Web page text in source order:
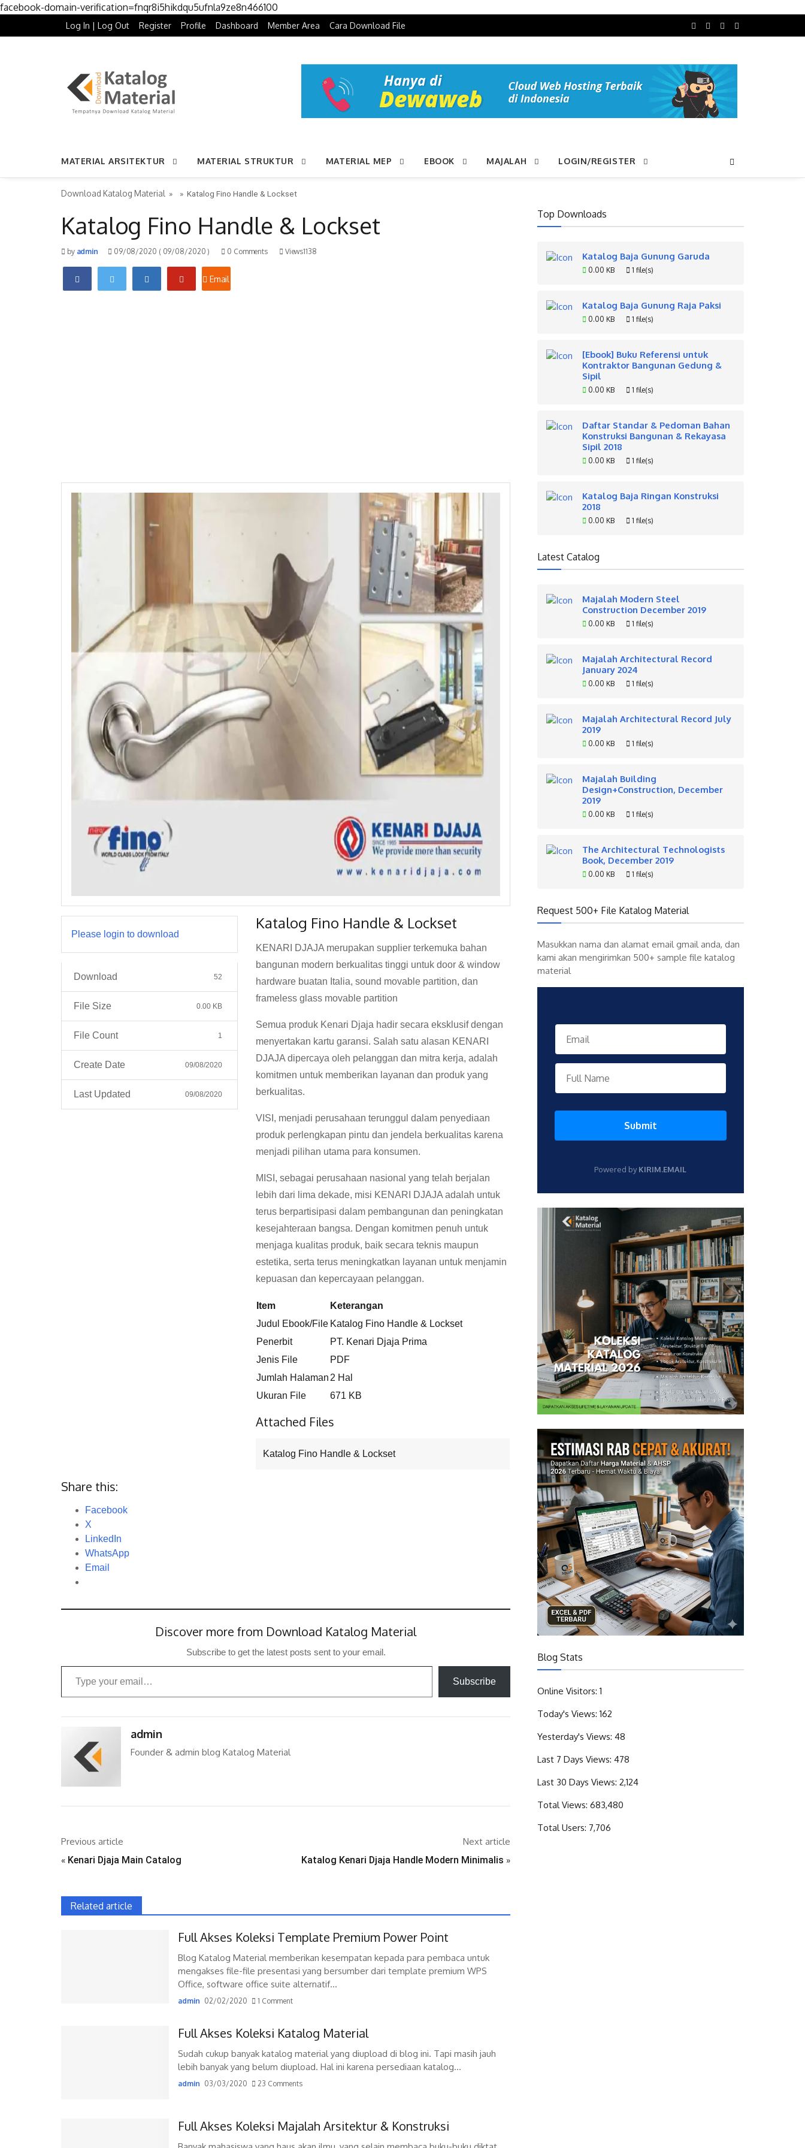
facebook-domain-verification=fnqr8i5hikdqu5ufnla9ze8n466100
Log In | Log Out Register Profile Dashboard Member Area Cara Download File
MATERIAL ARSITEKTUR MATERIAL STRUKTUR MATERIAL MEP EBOOK MAJALAH LOGIN/REGISTER
Download Katalog Material » » Katalog Fino Handle & Lockset
Katalog Fino Handle & Lockset
byadmin 09/08/2020 ( 09/08/2020 ) 0 Comments Views1138
Email
Please login to download
Download 52
File Size 0.00 KB
File Count 1
Create Date 09/08/2020
Last Updated 09/08/2020
Katalog Fino Handle & Lockset
KENARI DJAJA merupakan supplier terkemuka bahan
bangunan modern berkualitas tinggi untuk door & window
hardware buatan Italia, sound movable partition, dan
frameless glass movable partition
Semua produk Kenari Djaja hadir secara eksklusif dengan
menyertakan kartu garansi. Salah satu alasan KENARI
DJAJA dipercaya oleh pelanggan dan mitra kerja, adalah
komitmen untuk memberikan layanan dan produk yang
berkualitas.
VISI, menjadi perusahaan terunggul dalam penyediaan
produk perlengkapan pintu dan jendela berkualitas karena
menjadi pilihan utama para konsumen.
MISI, sebagai perusahaan nasional yang telah berjalan
lebih dari lima dekade, misi KENARI DJAJA adalah untuk
terus berpartisipasi dalam pembangunan dan peningkatan
kesejahteraan bangsa. Dengan komitmen penuh untuk
menjaga kualitas produk, baik secara teknis maupun
estetika, serta terus meningkatkan layanan untuk menjamin
kepuasan dan kepercayaan pelanggan.
Item
Keterangan
Judul Ebook/File Katalog Fino Handle & Lockset
Penerbit
PT. Kenari Djaja Prima
Jenis File
PDF
Jumlah Halaman 2 Hal
Ukuran File
671 KB
Attached Files
Katalog Fino Handle & Lockset
Share this:
Facebook
X
LinkedIn
WhatsApp
Email
Discover more from Download Katalog Material
Subscribe to get the latest posts sent to your email.
Type your email…
Subscribe
admin
Founder & admin blog Katalog Material
Previous article
« Kenari Djaja Main Catalog
Next article
Katalog Kenari Djaja Handle Modern Minimalis »
Related article
Full Akses Koleksi Template Premium Power Point
Blog Katalog Material memberikan kesempatan kepada para pembaca untuk
mengakses file-file presentasi yang bersumber dari template premium WPS
Office, software office suite alternatif...
admin 02/02/2020 1 Comment
Full Akses Koleksi Katalog Material
Sudah cukup banyak katalog material yang diupload di blog ini. Tapi masih jauh
lebih banyak yang belum diupload. Hal ini karena persediaan katalog...
admin 03/03/2020 23 Comments
Full Akses Koleksi Majalah Arsitektur & Konstruksi
Top Downloads
Katalog Baja Gunung Garuda
0.00 KB 1 file(s)
Katalog Baja Gunung Raja Paksi
0.00 KB 1 file(s)
[Ebook] Buku Referensi untuk
Kontraktor Bangunan Gedung &
Sipil
0.00 KB 1 file(s)
Daftar Standar & Pedoman Bahan
Konstruksi Bangunan & Rekayasa
Sipil 2018
0.00 KB 1 file(s)
Katalog Baja Ringan Konstruksi
2018
0.00 KB 1 file(s)
Latest Catalog
Majalah Modern Steel
Construction December 2019
0.00 KB 1 file(s)
Majalah Architectural Record
January 2024
0.00 KB 1 file(s)
Majalah Architectural Record July
2019
0.00 KB 1 file(s)
Majalah Building
Design+Construction, December
2019
0.00 KB 1 file(s)
The Architectural Technologists
Book, December 2019
0.00 KB 1 file(s)
Request 500+ File Katalog Material
Masukkan nama dan alamat email gmail anda, dan
kami akan mengirimkan 500+ sample file katalog
material
Submit
Powered byKIRIM.EMAIL
Blog Stats
Online Visitors: 1
Today's Views: 162
Yesterday's Views: 48
Last 7 Days Views: 478
Last 30 Days Views: 2,124
Total Views: 683,480
Total Users: 7,706